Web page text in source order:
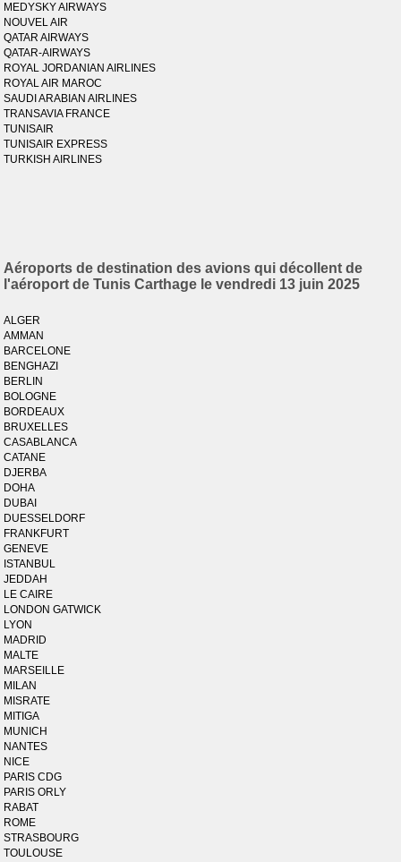
MEDYSKY AIRWAYS
NOUVEL AIR
QATAR AIRWAYS
QATAR-AIRWAYS
ROYAL JORDANIAN AIRLINES
ROYAL AIR MAROC
SAUDI ARABIAN AIRLINES
TRANSAVIA FRANCE
TUNISAIR
TUNISAIR EXPRESS
TURKISH AIRLINES
Aéroports de destination des avions qui décollent de
l'aéroport de Tunis Carthage le vendredi 13 juin 2025
ALGER
AMMAN
BARCELONE
BENGHAZI
BERLIN
BOLOGNE
BORDEAUX
BRUXELLES
CASABLANCA
CATANE
DJERBA
DOHA
DUBAI
DUESSELDORF
FRANKFURT
GENEVE
ISTANBUL
JEDDAH
LE CAIRE
LONDON GATWICK
LYON
MADRID
MALTE
MARSEILLE
MILAN
MISRATE
MITIGA
MUNICH
NANTES
NICE
PARIS CDG
PARIS ORLY
RABAT
ROME
STRASBOURG
TOULOUSE